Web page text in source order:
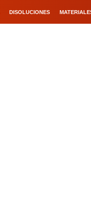
DISOLUCIONES